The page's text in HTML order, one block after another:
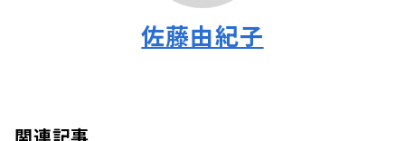
佐藤由紀子